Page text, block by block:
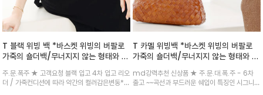
T 블랙 위빙 백 *바스켓 위빙의 버팔로
가죽의 숄더백/무너지지 않는 형태와 유
연함을 동시에 느끼며 수납파우치로 안
정적
주.문.폭주 ★ 고객요청 블랙 입고 4차 입고 리오
더 / 가죽컨디션에 따라 약간의 컬러감은변동*곡
T 카멜 위빙백 *바스켓 위빙의 버팔로
가죽의 숄더백/무너지지 않는 형태와 유
연함을 동시에 느끼며 수납파우치로 안
정적/*가죽컨디션에 따라 약간의 컬러
감은변동*
md강력추천 신상품 ★ 주.문.대.폭.주 - 6차
출고 ~~곡선과 부드러운 쉐입이 특징인 시그니쳐